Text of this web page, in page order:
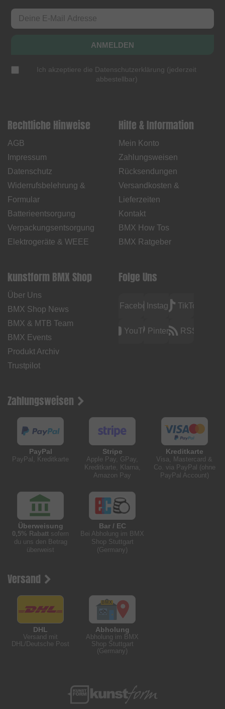
ANMELDEN
Ich akzeptiere die Datenschutzerklärung (jederzeit
abbestellbar)
Rechtliche Hinweise
AGB
Impressum
Datenschutz
Widerrufsbelehrung &
Formular
Batterieentsorgung
Verpackungsentsorgung
Elektrogeräte & WEEE
Hilfe & Information
Mein Konto
Zahlungsweisen
Rücksendungen
Versandkosten &
Lieferzeiten
Kontakt
BMX How Tos
BMX Ratgeber
kunstform BMX Shop
Über Uns
BMX Shop News
BMX & MTB Team
BMX Events
Produkt Archiv
Trustpilot
Folge Uns
FacebookInstagramTikTok
YouTubePinterest RSS
Zahlungsweisen
PayPal
PayPal, Kreditkarte
Stripe
Apple Pay, GPay,
Kreditkarte, Klarna,
Amazon Pay
Kreditkarte
Visa, Mastercard &
Co. via PayPal (ohne
PayPal Account)
Überweisung
0,5% Rabatt sofern
du uns den Betrag
überweist
Bar / EC
Bei Abholung im BMX
Shop Stuttgart
(Germany)
Versand
DHL
Versand mit
DHL/Deutsche Post
Abholung
Abholung im BMX
Shop Stuttgart
(Germany)